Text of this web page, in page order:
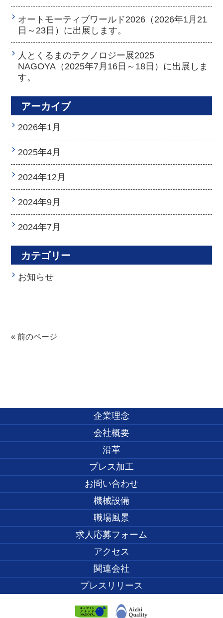
オートモーティブワールド2026（2026年1月21
日～23日）に出展します。
人とくるまのテクノロジー展2025
NAGOYA（2025年7月16日～18日）に出展しま
す。
アーカイブ
2026年1月
2025年4月
2024年12月
2024年9月
2024年7月
カテゴリー
お知らせ
« 前のページ
企業理念
会社概要
沿革
プレス加工
お問い合わせ
機械設備
職場風景
求人応募フォーム
アクセス
関連会社
プレスリリース